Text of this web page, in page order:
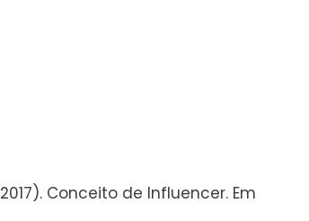
Conceito de Influencer. Em